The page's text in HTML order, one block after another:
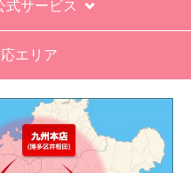
式サービス
エリア